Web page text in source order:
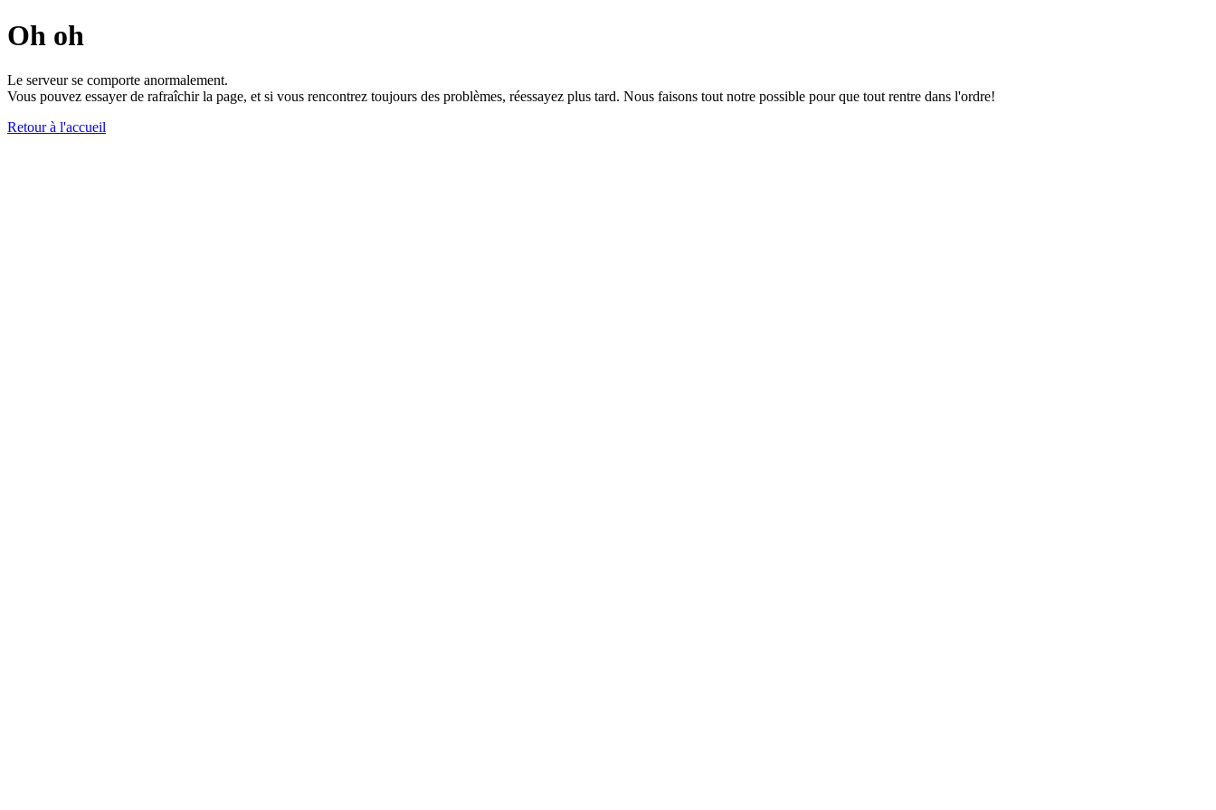
Oh oh
Le serveur se comporte anormalement.
Vous pouvez essayer de rafraîchir la page, et si vous rencontrez toujours des problèmes, réessayez plus tard. Nous faisons tout notre possible pour que tout rentre dans l'ordre!
Retour à l'accueil